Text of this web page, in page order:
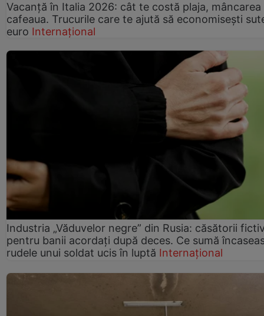
Vacanță în Italia 2026: cât te costă plaja, mâncarea
cafeaua. Trucurile care te ajută să economisești
euro Internațional
Industria „Văduvelor negre” din Rusia: căsătorii
pentru banii acordați după deces. Ce sumă
rudele unui soldat ucis în luptă Internațional